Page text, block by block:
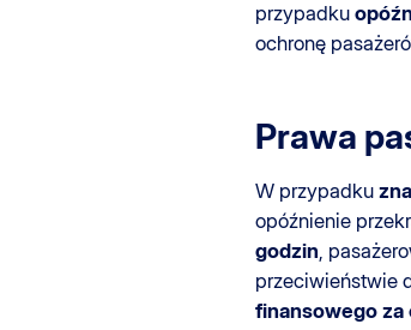
przypadku
ochronę
Prawa
W przypadku
opóźnienie
godzin ,
przeciwieństwie
finansowego za